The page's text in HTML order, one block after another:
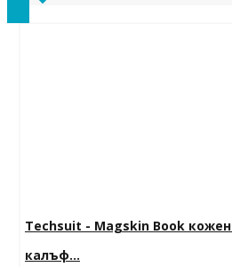
Techsuit - Magskin Book кожен
калъф...